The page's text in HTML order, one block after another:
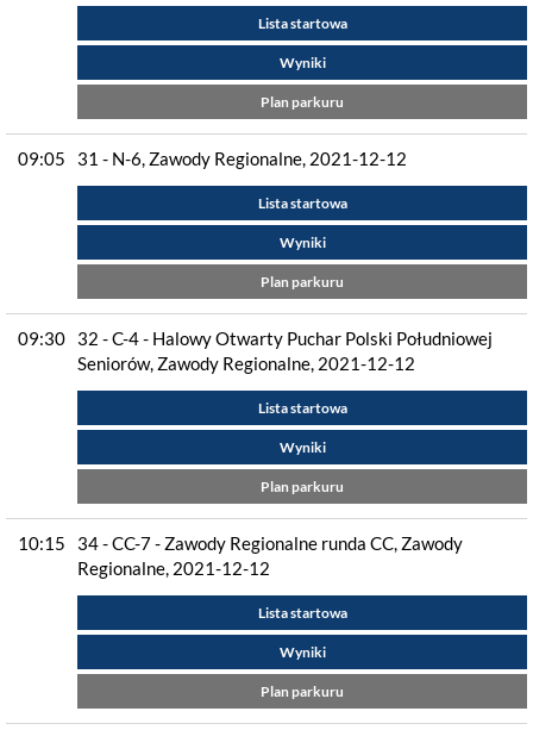
Lista startowa
Wyniki
Plan parkuru
09:05 31 - N-6, Zawody Regionalne, 2021-12-12
Lista startowa
Wyniki
Plan parkuru
09:30
32 - C-4 - Halowy Otwarty Puchar Polski Południowej
Seniorów, Zawody Regionalne, 2021-12-12
Lista startowa
Wyniki
Plan parkuru
10:15
34 - CC-7 - Zawody Regionalne runda CC, Zawody
Regionalne, 2021-12-12
Lista startowa
Wyniki
Plan parkuru